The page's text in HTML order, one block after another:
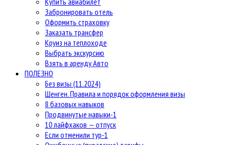
Забронировать отель
Оформить страховку
Заказать трансфер
Круиз на теплоходе
Выбрать экскурсию
Взять в аренду Авто
ПОЛЕЗНО
Без визы (11.2024)
Шенген. Правила и порядок оформления визы
8 базовых навыков
Продвинутые навыки-1
10 лайфхаков — отпуск
Если отменили тур-1